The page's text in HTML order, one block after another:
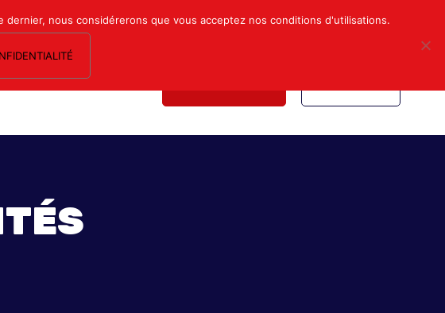
Mon compte Nous contacter
FORMATION SYNDICALE
nous considérerons que vous acceptez nos conditions d'utilisations.